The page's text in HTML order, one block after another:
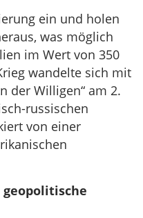
ein und holen
was möglich
im Wert von 350
wandelte sich mit
der Willigen“ am 2.
russischen
von einer